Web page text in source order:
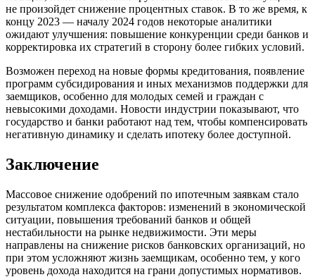
не произойдет снижение процентных ставок. В то же время, к
концу 2023 — началу 2024 годов некоторые аналитики
ожидают улучшения: повышение конкуренции среди банков и
корректировка их стратегий в сторону более гибких условий.
Возможен переход на новые формы кредитования, появление
программ субсидирования и иных механизмов поддержки для
заемщиков, особенно для молодых семей и граждан с
невысокими доходами. Новости индустрии показывают, что
государство и банки работают над тем, чтобы компенсировать
негативную динамику и сделать ипотеку более доступной.
Заключение
Массовое снижение одобрений по ипотечным заявкам стало
результатом комплекса факторов: изменений в экономической
ситуации, повышения требований банков и общей
нестабильности на рынке недвижимости. Эти меры
направлены на снижение рисков банковских организаций, но
при этом усложняют жизнь заемщикам, особенно тем, у кого
уровень дохода находится на грани допустимых нормативов.